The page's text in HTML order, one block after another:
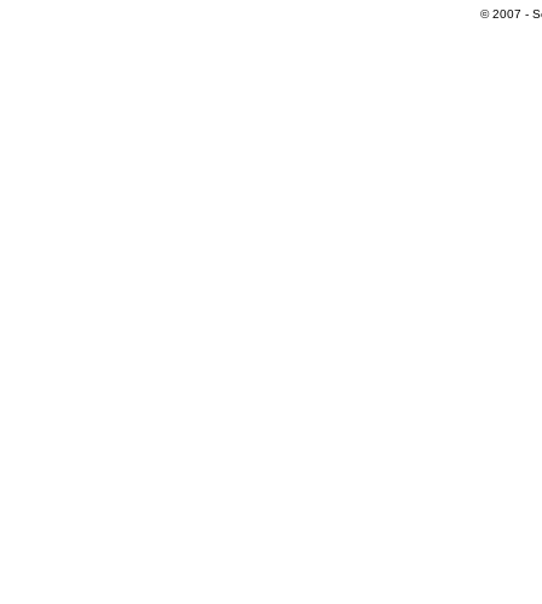
© 2007 -